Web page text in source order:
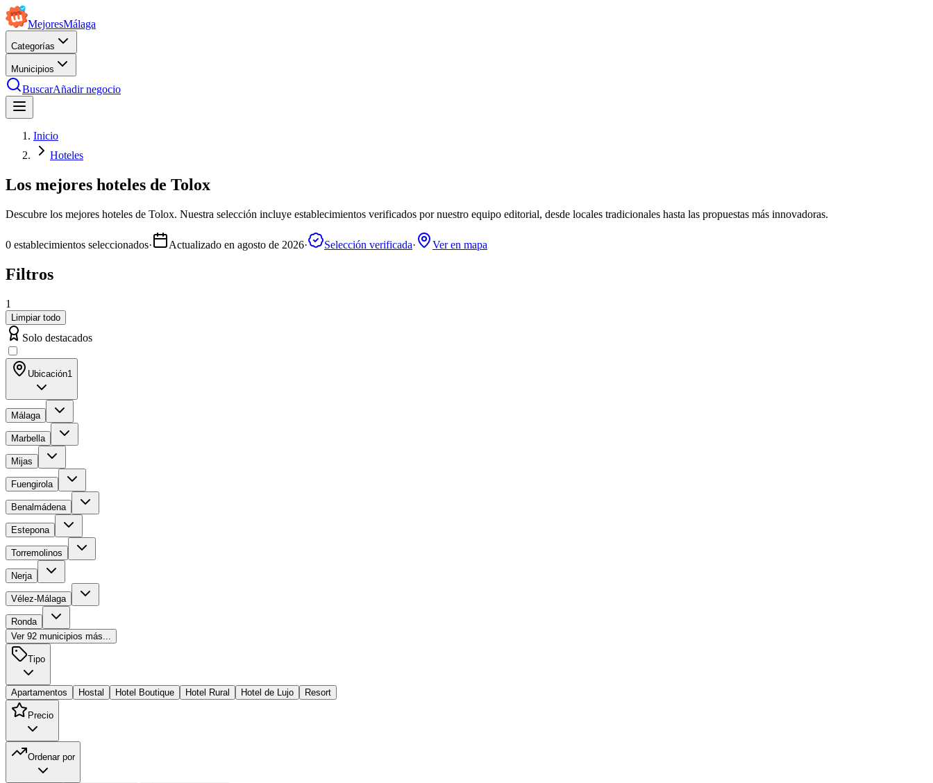
MejoresMálaga
Categorías
Municipios
BuscarAñadir negocio
Inicio
Hoteles
Los mejores hoteles de Tolox
Descubre los mejores hoteles de Tolox. Nuestra selección incluye establecimientos verificados por nuestro equipo editorial, desde locales tradicionales hasta las propuestas más innovadoras.
0 establecimientos seleccionados· Actualizado en agosto de 2026· Selección verificada· Ver en mapa
Filtros
1
Limpiar todo
Solo destacados
Ubicación1
Málaga
Marbella
Mijas
Fuengirola
Benalmádena
Estepona
Torremolinos
Nerja
Vélez-Málaga
Ronda
Ver 92 municipios más...
Tipo
Apartamentos Hostal Hotel Boutique Hotel Rural Hotel de Lujo Resort
Precio
Ordenar por